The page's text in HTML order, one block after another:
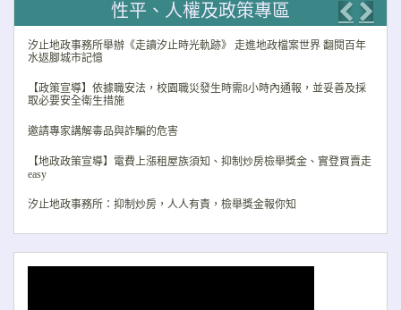
性平、人權及政策專區
汐止地政事務所舉辦《走讀汐止時光軌跡》 走進地政檔案世界 翻閱百年
水返腳城市記憶
【政策宣導】依據職安法，校園職災發生時需8小時內通報，並妥善及採
取必要安全衛生措施
邀請專家講解毒品與詐騙的危害
【地政政策宣導】電費上漲租屋族須知、抑制炒房檢舉獎金、實登買賣走
easy
汐止地政事務所：抑制炒房，人人有責，檢舉獎金報你知